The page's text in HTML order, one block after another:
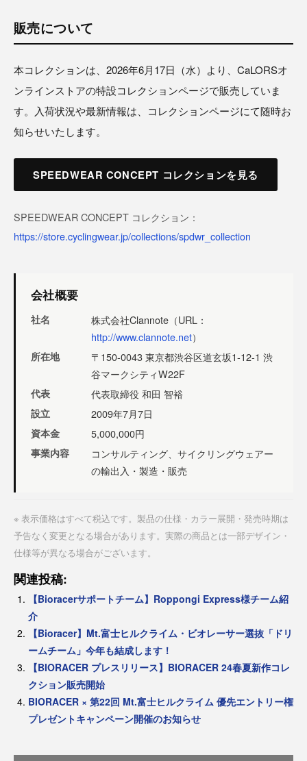
販売について
本コレクションは、2026年6月17日（水）より、CaLORSオ
ンラインストアの特設コレクションページで販売していま
す。入荷状況や最新情報は、コレクションページにて随時お
知らせいたします。
SPEEDWEAR CONCEPT コレクションを見る
SPEEDWEAR CONCEPT コレクション：
https://store.cyclingwear.jp/collections/spdwr_collection
会社概要
社名
株式会社Clannote（URL：
http://www.clannote.net）
所在地
〒150-0043 東京都渋谷区道玄坂1-12-1 渋
谷マークシティW22F
代表 代表取締役 和田 智裕
設立 2009年7月7日
資本金 5,000,000円
事業内容
コンサルティング、サイクリングウェアー
の輸出入・製造・販売
※ 表示価格はすべて税込です。製品の仕様・カラー展開・発売時期は
予告なく変更となる場合があります。実際の商品とは一部デザイン・
仕様等が異なる場合がございます。
関連投稿:
【Bioracerサポートチーム】Roppongi Express様チーム紹
介
【Bioracer】Mt.富士ヒルクライム・ビオレーサー選抜「ドリ
ームチーム」今年も結成します！
【BIORACER プレスリリース】BIORACER 24春夏新作コレ
クション販売開始
BIORACER × 第22回 Mt.富士ヒルクライム 優先エントリー権
プレゼントキャンペーン開催のお知らせ